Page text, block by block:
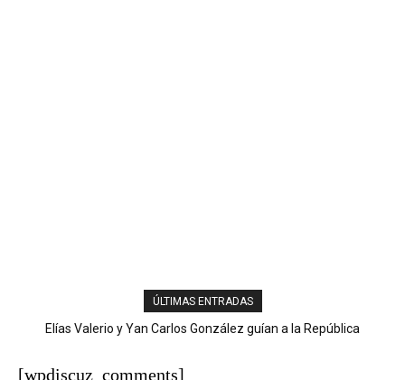
ÚLTIMAS ENTRADAS
Elías Valerio y Yan Carlos González guían a la República
[wpdiscuz_comments]